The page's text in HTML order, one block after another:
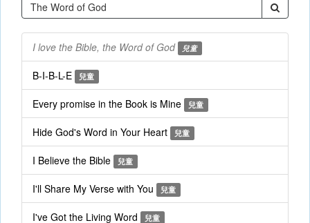
I love the Bible, the Word of God 兒童
B-I-B-L-E 兒童
Every promise in the Book is Mine 兒童
Hide God's Word in Your Heart 兒童
I Believe the Bible 兒童
I'll Share My Verse with You 兒童
I've Got the Living Word 兒童